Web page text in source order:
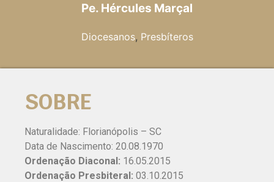
Pe. Hércules Marçal
Diocesanos, Presbíteros
SOBRE
Naturalidade: Florianópolis – SC
Data de Nascimento: 20.08.1970
Ordenação Diaconal: 16.05.2015
Ordenação Presbiteral: 03.10.2015